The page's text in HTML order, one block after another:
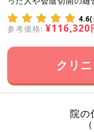
4.6(
参考価格: ¥116,320
クリ
院の